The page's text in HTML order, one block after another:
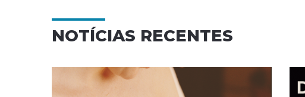
NOTÍCIAS RECENTES